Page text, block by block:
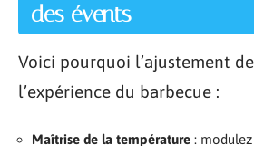
des évents
Voici pourquoi l’ajustement
l’expérience du barbecue :
Maîtrise de la température :